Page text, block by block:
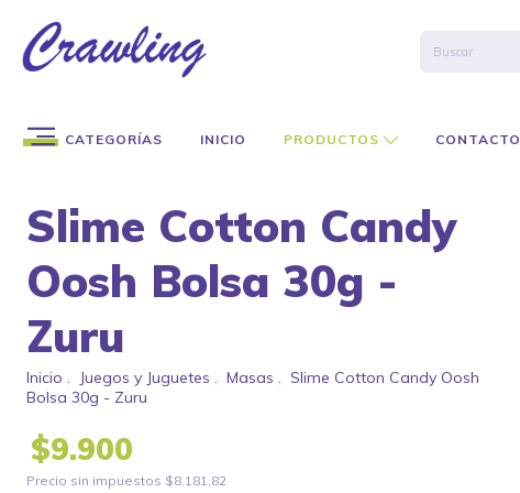
CATEGORÍAS INICIO PRODUCTOS CONTACTO
Slime Cotton Candy
Oosh Bolsa 30g -
Zuru
Inicio . Juegos y Juguetes . Masas . Slime Cotton Candy Oosh
Bolsa 30g - Zuru
$9.900
Precio sin impuestos $8.181,82